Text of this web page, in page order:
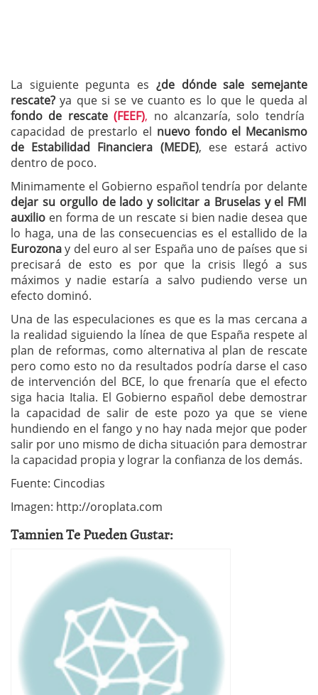
La siguiente pegunta es ¿de dónde sale semejante
rescate? ya que si se ve cuanto es lo que le queda al
fondo de rescate(FEEF), no alcanzaría, solo tendría
capacidad de prestarlo el nuevo fondo el Mecanismo
de Estabilidad Financiera (MEDE), ese estará activo
dentro de poco.
Minimamente el Gobierno español tendría por delante
dejar su orgullo de lado y solicitar a Bruselas y el FMI
auxilio en forma de un rescate si bien nadie desea que
lo haga, una de las consecuencias es el estallido de la
Eurozonay del euro al ser España uno de países que si
precisará de esto es por que la crisis llegó a sus
máximos y nadie estaría a salvo pudiendo verse un
efecto dominó.
Una de las especulaciones es que es la mas cercana a
la realidad siguiendo la línea de que España respete al
plan de reformas, como alternativa al plan de rescate
pero como esto no da resultados podría darse el caso
de intervención del BCE, lo que frenaría que el efecto
siga hacia Italia. El Gobierno español debe demostrar
la capacidad de salir de este pozo ya que se viene
hundiendo en el fango y no hay nada mejor que poder
salir por uno mismo de dicha situación para demostrar
la capacidad propia y lograr la confianza de los demás.
Fuente: Cincodias
Imagen: http://oroplata.com
Tamnien Te Pueden Gustar: